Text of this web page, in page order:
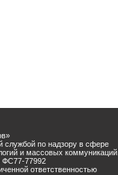
службой по надзору в сфере
и массовых коммуникаций.
ФС77-77992
ответственностью